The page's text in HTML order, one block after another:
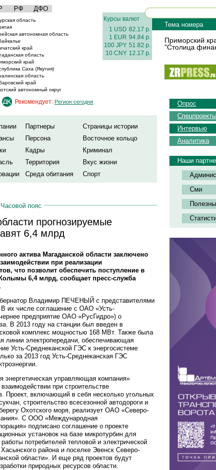
РФ ДФО
область
автономная область
край
область
край
Саха (Якутия)
область
край
автономный округ
Курсы валют
1 USD 82.17 р.
1 EUR 94.84 р.
100 JPY 51.82 р.
10 CNY 12.17 р.
Тема номера
Приморский
"Столица
Рекомендует: Регион сегодня
Партнеры
Страницы истории
Персона
Восточное кольцо
Кадры
Криминал
Территория
Вкус жизни
Среда обитания Спорт
Часовой пояс
прогнозируемые
6,4 млрд
актива Магаданской области заключено
при реализации
что позволит обеспечить поступление в
6,4 млрд, сообщает пресс-служба
Владимир ПЕЧЕНЫЙ с представителями
их числе соглашение с ОАО «Усть-
предприятие ОАО «РусГидро») о
В 2013 году на станции был введен в
комплекс мощностью 168 МВт. Также была
линии электропередачи, обеспечивающая
Усть-Среднеканской ГЭС к энергосистеме
за 2013 год Усть-Среднеканская ГЭС
управляющая компания»
при строительстве
Проект, включающий в себя несколько угольных
строительство всесезонной автодороги и
Охотского моря, реализует ОАО «Северо-
С ООО «Международная
подписано соглашение о проекте
установок на базе микротурбин для
потребителей тепловой и электрической
района и поселке Эвенск Северо-
области». И еще ряд проектов будут
природных ресурсов области.
Опрос
Спецпроекты
Интервью
Аналитика
Наши
Сми